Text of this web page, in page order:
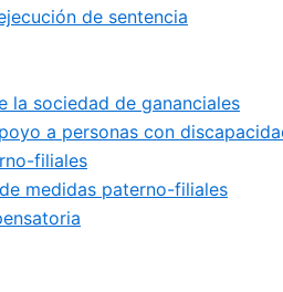
de sentencia
la sociedad de gananciales
a personas con
filiales
medidas paterno-filiales